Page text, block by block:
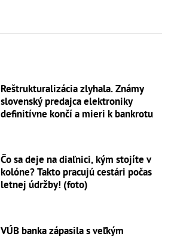
Reštrukturalizácia zlyhala. Známy
slovenský predajca elektroniky
definitívne končí a mieri k bankrotu
Čo sa deje na diaľnici, kým stojíte v
kolóne? Takto pracujú cestári počas
letnej údržby! (foto)
VÚB banka zápasila s veľkým